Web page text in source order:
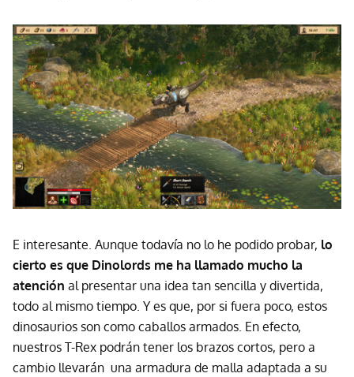
E interesante. Aunque todavía no lo he podido probar, lo
cierto es que Dinolords me ha llamado mucho la
atención al presentar una idea tan sencilla y divertida,
todo al mismo tiempo. Y es que, por si fuera poco, estos
dinosaurios son como caballos armados. En efecto,
nuestros T-Rex podrán tener los brazos cortos, pero a
cambio llevarán una armadura de malla adaptada a su